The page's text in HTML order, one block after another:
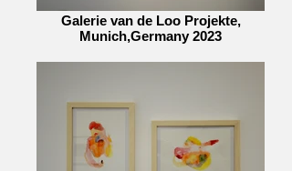
Galerie van de Loo Projekte,
Munich,Germany 2023